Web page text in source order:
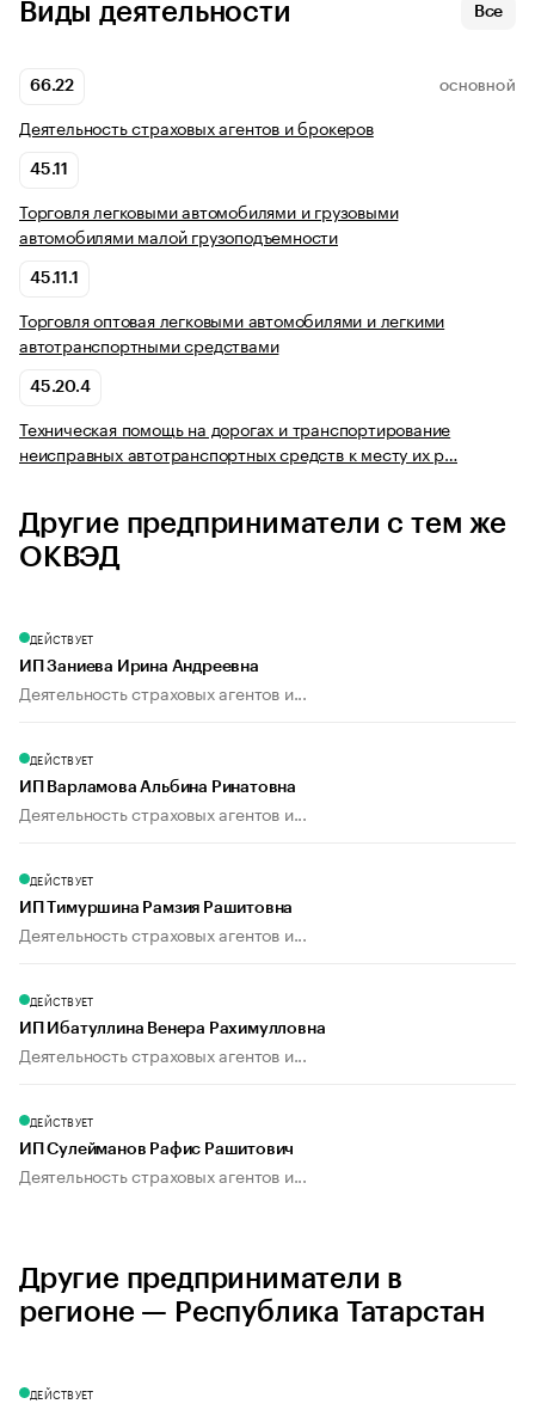
Виды деятельности Все
66.22 ОСНОВНОЙ
Деятельность страховых агентов и брокеров
45.11
Торговля легковыми автомобилями и грузовыми
автомобилями малой грузоподъемности
45.11.1
Торговля оптовая легковыми автомобилями и легкими
автотранспортными средствами
45.20.4
Техническая помощь на дорогах и транспортирование
неисправных автотранспортных средств к месту их р…
Другие предприниматели с тем же
ОКВЭД
ДЕЙСТВУЕТ
ИП Заниева Ирина Андреевна
Деятельность страховых агентов и...
ДЕЙСТВУЕТ
ИП Варламова Альбина Ринатовна
Деятельность страховых агентов и...
ДЕЙСТВУЕТ
ИП Тимуршина Рамзия Рашитовна
Деятельность страховых агентов и...
ДЕЙСТВУЕТ
ИП Ибатуллина Венера Рахимулловна
Деятельность страховых агентов и...
ДЕЙСТВУЕТ
ИП Сулейманов Рафис Рашитович
Деятельность страховых агентов и...
Другие предприниматели в
регионе — Республика Татарстан
ДЕЙСТВУЕТ